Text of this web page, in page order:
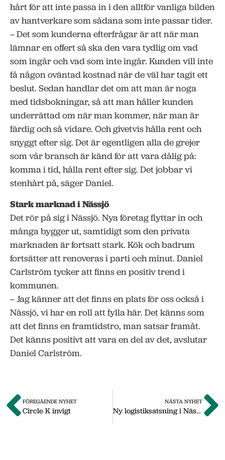
hårt för att inte passa in i den alltför vanliga bilden
av hantverkare som sådana som inte passar tider.
– Det som kunderna efterfrågar är att när man
lämnar en offert så ska den vara tydlig om vad
som ingår och vad som inte ingår. Kunden vill inte
få någon oväntad kostnad när de väl har tagit ett
beslut. Sedan handlar det om att man är noga
med tidsbokningar, så att man håller kunden
underrättad om när man kommer, när man är
färdig och så vidare. Och givetvis hålla rent och
snyggt efter sig. Det är egentligen alla de grejer
som vår bransch är känd för att vara dålig på:
komma i tid, hålla rent efter sig. Det jobbar vi
stenhårt på, säger Daniel.
Stark marknad i Nässjö
Det rör på sig i Nässjö. Nya företag flyttar in och
många bygger ut, samtidigt som den privata
marknaden är fortsatt stark. Kök och badrum
fortsätter att renoveras i parti och minut. Daniel
Carlström tycker att finns en positiv trend i
kommunen.
– Jag känner att det finns en plats för oss också i
Nässjö, vi har en roll att fylla här. Det känns som
att det finns en framtidstro, man satsar framåt.
Det känns positivt att vara en del av det, avslutar
Daniel Carlström.
FÖREGÅENDE NYHET
Circle K invigt
NÄSTA NYHET
Ny logistiksatsning i Nässjö